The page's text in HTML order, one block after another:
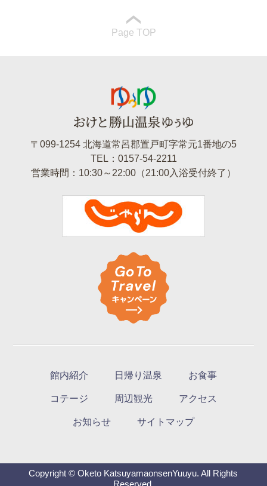
Page TOP
〒099-1254 北海道常呂郡置戸町字常元1番地の5
TEL：0157-54-2211
営業時間：10:30～22:00（21:00入浴受付終了）
館内紹介 日帰り温泉 お食事
コテージ 周辺観光 アクセス
お知らせ サイトマップ
Copyright © Oketo KatsuyamaonsenYuuyu. All Rights
Reserved.